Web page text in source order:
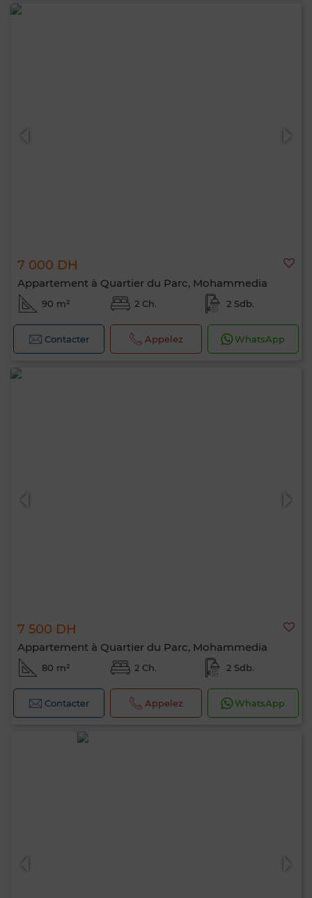
7 000 DH
Appartement à Quartier du Parc, Mohammedia
90 m² 2 Ch. 2 Sdb.
Contacter Appelez WhatsApp
7 500 DH
Appartement à Quartier du Parc, Mohammedia
80 m² 2 Ch. 2 Sdb.
Contacter Appelez WhatsApp